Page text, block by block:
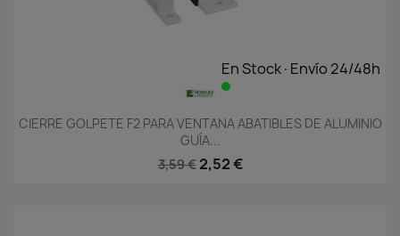
En Stock·Envío 24/48h
CIERRE GOLPETE F2 PARA VENTANA ABATIBLES DE ALUMINIO
GUÍA...
3,59 € 2,52 €